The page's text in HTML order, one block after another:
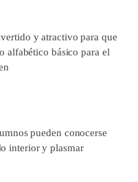
y atractivo para que
alfabético básico para el
pueden conocerse
interior y plasmar